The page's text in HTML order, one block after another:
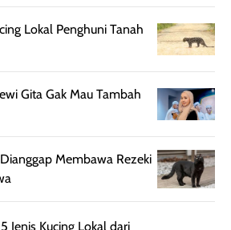
Lokal Penghuni Tanah
Gita Gak Mau Tambah
Membawa Rezeki